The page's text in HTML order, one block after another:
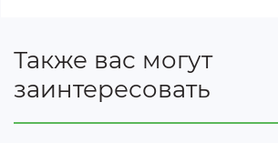
Прочный алюминиевый профиль
Также вас могут
заинтересовать